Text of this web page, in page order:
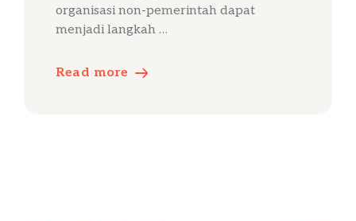
organisasi non-pemerintah dapat
menjadi langkah …
Read more